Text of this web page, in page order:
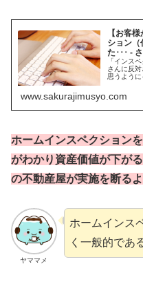
【お客
ション（
た･･･ -
「インス
さんに反
思うよう
www.sakurajimusyo.com
ホームインスペクション
がわかり資産価値が下が
の不動産屋が実施を断るよ
ヤママメ
ホームインス
く一般的であ